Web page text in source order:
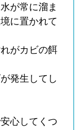
が常に溜ま
に置かれて
がカビの餌
発生してし
心してくつ